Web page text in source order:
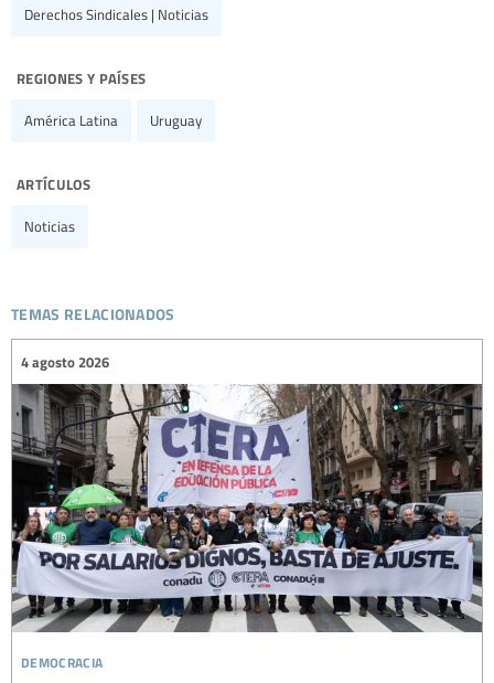
Derechos Sindicales | Noticias
regiones y países
América Latina Uruguay
artículos
Noticias
temas relacionados
democracia
4 agosto 2026